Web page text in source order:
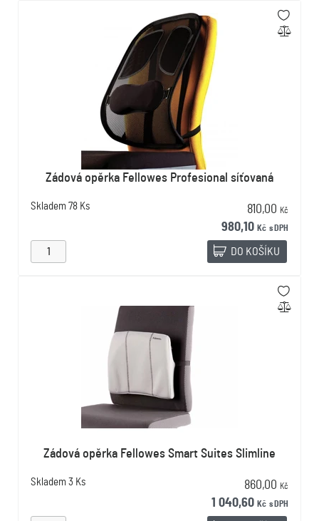
Zádová opěrka Fellowes Profesional síťovaná
Skladem 78 Ks 810,00 Kč
980,10 Kč s DPH
DO KOŠÍKU
Zádová opěrka Fellowes Smart Suites Slimline
Skladem 3 Ks 860,00 Kč
1 040,60 Kč s DPH